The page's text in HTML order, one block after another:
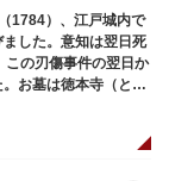
1784）、江戸城内で
した。意知は翌日死
この刃傷事件の翌日か
お墓は徳本寺（とく